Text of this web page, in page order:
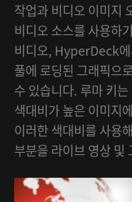
작업과 비디오 이미지
비디오 소스를 사용하
비디오, HyperDeck에
풀에 로딩된 그래픽으
수 있습니다. 루마 키
색대비가 높은 이미지
이러한 색대비를 사용
부분을 라이브 영상 및